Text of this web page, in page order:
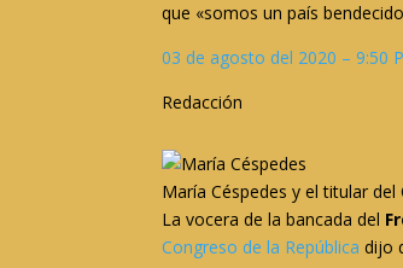
que «somos un país
03 de agosto del 2020 – 9:50
Redacción
María Céspedes y el titular
La vocera de la bancada del
Congreso de la República dijo